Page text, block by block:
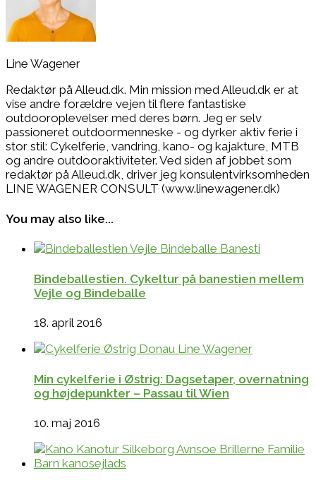
Line Wagener
Redaktør på Alleud.dk. Min mission med Alleud.dk er at
vise andre forældre vejen til flere fantastiske
outdooroplevelser med deres børn. Jeg er selv
passioneret outdoormenneske - og dyrker aktiv ferie i
stor stil: Cykelferie, vandring, kano- og kajakture, MTB
og andre outdooraktiviteter. Ved siden af jobbet som
redaktør på Alleud.dk, driver jeg konsulentvirksomheden
LINE WAGENER CONSULT (www.linewagener.dk)
You may also like...
Bindeballestien. Cykeltur på banestien mellem
Vejle og Bindeballe
18. april 2016
Min cykelferie i Østrig: Dagsetaper, overnatning
og højdepunkter – Passau til Wien
10. maj 2016